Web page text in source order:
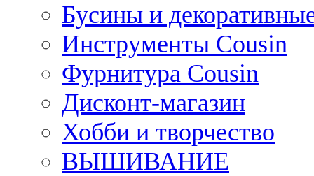
Бусины и
Инструменты Cousin
Фурнитура Cousin
Дисконт-магазин
Хобби и творчество
ВЫШИВАНИЕ